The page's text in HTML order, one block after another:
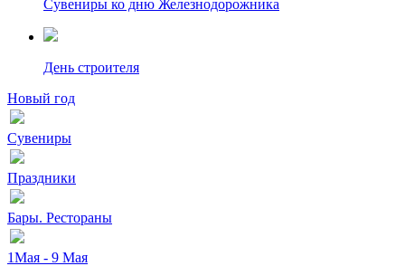
Сувениры ко дню Железнодорожника
День строителя
Новый год
Сувениры
Праздники
Бары. Рестораны
1Мая - 9 Мая